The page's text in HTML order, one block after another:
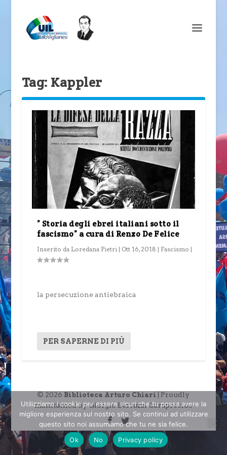
Tag: Kappler
” Storia degli ebrei italiani sotto il
fascismo” a cura di Renzo De Felice
Inserito da Loredana Pietri | Ott 16, 2018 | Fascismo |
la persecuzione antiebraica
PER SAPERNE DI PIÙ
© 2026 Biblioteca Arturo Chiari
| Proudly
maintained by Giorgio Bertuzzi Camprecios
Utilizziamo i cookie per essere sicuri che tu possa avere la
migliore esperienza sul nostro sito. Se continui ad utilizzare
questo sito noi assumiamo che tu ne sia felice.
Ok
No Privacy policy